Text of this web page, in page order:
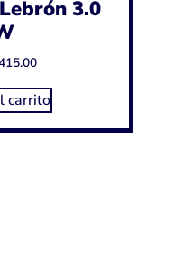
3.0
carrito